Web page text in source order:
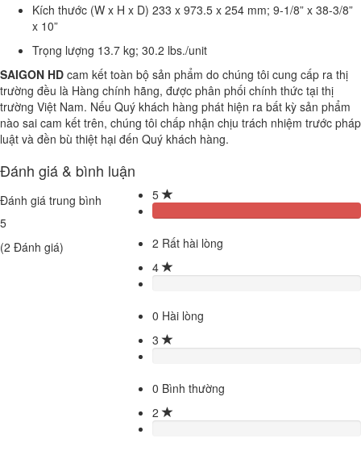
Kích thước (W x H x D) 233 x 973.5 x 254 mm; 9-1/8” x 38-3/8”
x 10”
Trọng lượng 13.7 kg; 30.2 lbs./unit
SAIGON HD cam kết toàn bộ sản phẩm do chúng tôi cung cấp ra thị
trường đều là Hàng chính hãng, được phân phối chính thức tại thị
trường Việt Nam. Nếu Quý khách hàng phát hiện ra bất kỳ sản phẩm
nào sai cam kết trên, chúng tôi chấp nhận chịu trách nhiệm trước pháp
luật và đền bù thiệt hại đến Quý khách hàng.
Đánh giá & bình luận
Đánh giá trung bình
5
(2 Đánh giá)
5
2 Rất hài lòng
4
0 Hài lòng
3
0 Bình thường
2